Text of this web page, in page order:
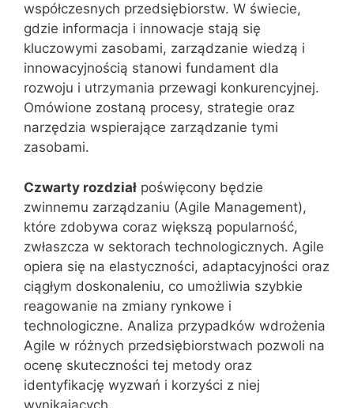
współczesnych przedsiębiorstw. W świecie,
gdzie informacja i innowacje stają się
kluczowymi zasobami, zarządzanie wiedzą i
innowacyjnością stanowi fundament dla
rozwoju i utrzymania przewagi konkurencyjnej.
Omówione zostaną procesy, strategie oraz
narzędzia wspierające zarządzanie tymi
zasobami.
Czwarty rozdział poświęcony będzie
zwinnemu zarządzaniu (Agile Management),
które zdobywa coraz większą popularność,
zwłaszcza w sektorach technologicznych. Agile
opiera się na elastyczności, adaptacyjności oraz
ciągłym doskonaleniu, co umożliwia szybkie
reagowanie na zmiany rynkowe i
technologiczne. Analiza przypadków wdrożenia
Agile w różnych przedsiębiorstwach pozwoli na
ocenę skuteczności tej metody oraz
identyfikację wyzwań i korzyści z niej
wynikających.